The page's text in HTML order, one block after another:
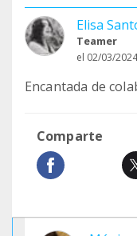
Elisa
Teamer
el 02/03/
Encantada de
Comparte